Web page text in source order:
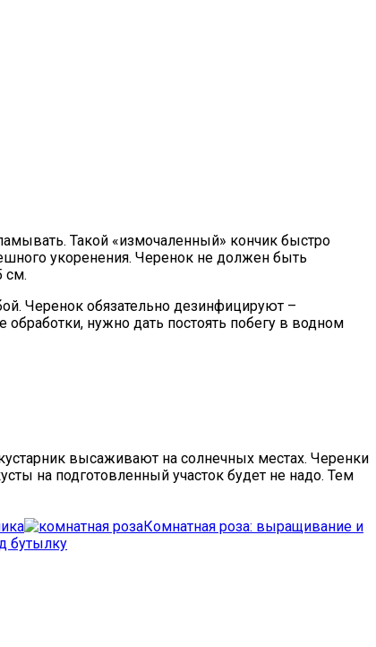
Такой «измочаленный» кончик быстро
укоренения. Черенок не должен быть
см.
Черенок обязательно дезинфицируют –
нужно дать постоять побегу в водном
высаживают на солнечных местах. Черенки
на подготовленный участок будет не надо. Тем
Комнатная роза: выращивание и
бутылку